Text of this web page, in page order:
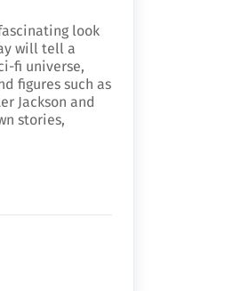
look
will tell a
fi universe,
figures such as
Jackson and
stories,